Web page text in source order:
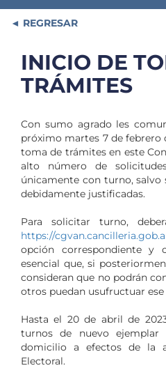
REGRESAR
INICIO DE
TRÁMITES
Con sumo agrado les
próximo martes 7 de febrero
toma de trámites en este
alto número de
únicamente con turno, salvo
debidamente justificadas.
Para solicitar turno,
https://
opción correspondiente y
esencial que, si
consideran que no podrán
otros puedan usufructuar
Hasta el 20 de abril de
turnos de nuevo
domicilio a efectos de la
Electoral.